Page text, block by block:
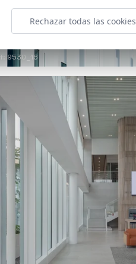
9530_16
Rechazar todas las cookies